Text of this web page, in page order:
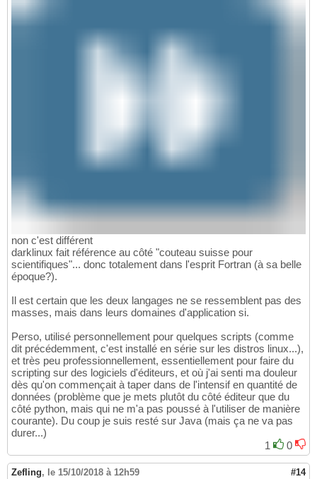
non c'est différent
darklinux fait référence au côté "couteau suisse pour
scientifiques"... donc totalement dans l'esprit Fortran (à sa belle
époque?).
Il est certain que les deux langages ne se ressemblent pas des
masses, mais dans leurs domaines d'application si.
Perso, utilisé personnellement pour quelques scripts (comme
dit précédemment, c'est installé en série sur les distros linux...),
et très peu professionnellement, essentiellement pour faire du
scripting sur des logiciels d'éditeurs, et où j'ai senti ma douleur
dès qu'on commençait à taper dans de l'intensif en quantité de
données (problème que je mets plutôt du côté éditeur que du
côté python, mais qui ne m'a pas poussé à l'utiliser de manière
courante). Du coup je suis resté sur Java (mais ça ne va pas
durer...)
1
0
Zefling, le 15/10/2018 à 12h59 #14